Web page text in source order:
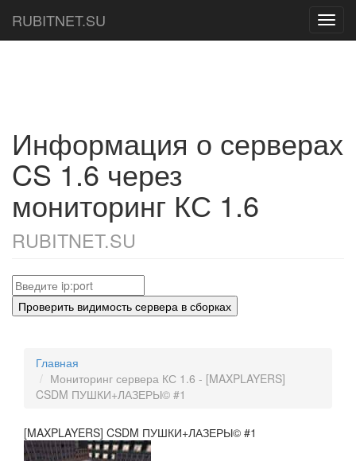
RUBITNET.SU
Информация о серверах
CS 1.6 через
мониторинг КС 1.6
RUBITNET.SU
Проверить видимость сервера в сборках
Главная
Мониторинг сервера КС 1.6 - [MAXPLAYERS]
CSDM ПУШКИ+ЛАЗЕРЫ© #1
[MAXPLAYERS] CSDM ПУШКИ+ЛАЗЕРЫ© #1